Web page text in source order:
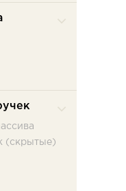
(скрытые)